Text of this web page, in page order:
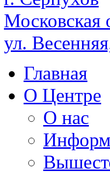
Московская
ул.
Главная
О Центре
О нас